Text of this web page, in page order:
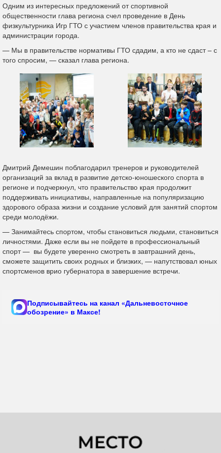
Одним из интересных предложений от спортивной
общественности глава региона счел проведение в День
физкультурника Игр ГТО с участием членов правительства края и
администрации города.
— Мы в правительстве нормативы ГТО сдадим, а кто не сдаст – с
того спросим, — сказал глава региона.
Дмитрий Демешин поблагодарил тренеров и руководителей
организаций за вклад в развитие детско-юношеского спорта в
регионе и подчеркнул, что правительство края продолжит
поддерживать инициативы, направленные на популяризацию
здорового образа жизни и создание условий для занятий спортом
среди молодёжи.
— Занимайтесь спортом, чтобы становиться людьми, становиться
личностями. Даже если вы не пойдете в профессиональный
спорт — вы будете уверенно смотреть в завтрашний день,
сможете защитить своих родных и близких, — напутствовал юных
спортсменов врио губернатора в завершение встречи.
Подписывайтесь на канал «Дальневосточное
обозрение» в Максе!